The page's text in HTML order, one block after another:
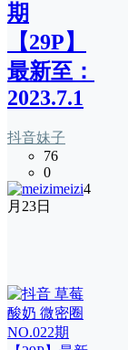
期
【29P】
最新至：
2023.7.1
抖音妹子
76
0
meizi4
月23日